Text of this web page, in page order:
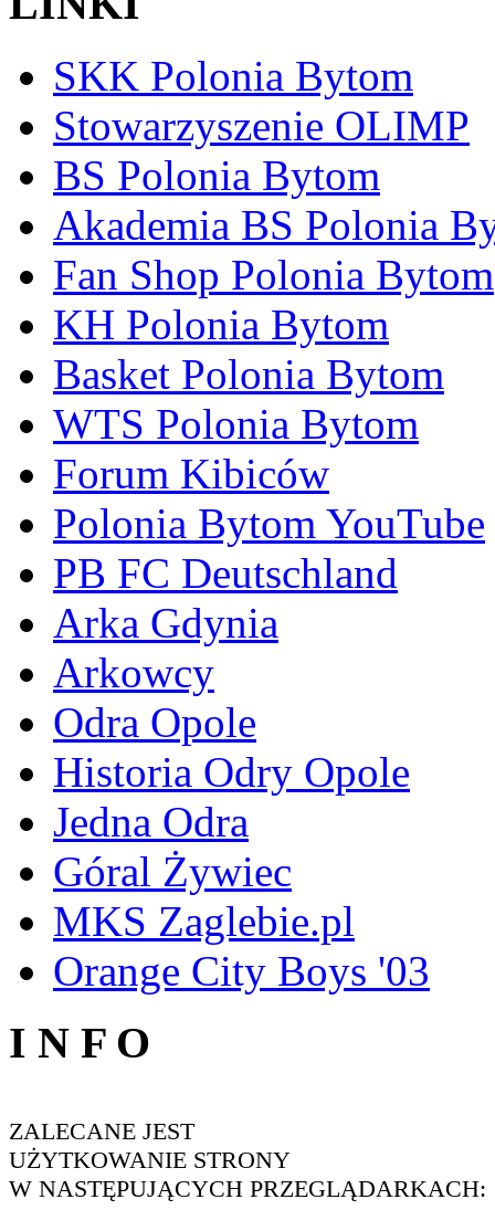
SKK Polonia Bytom
Stowarzyszenie OLIMP
BS Polonia Bytom
Akademia BS Polonia
Fan Shop Polonia Bytom
KH Polonia Bytom
Basket Polonia Bytom
WTS Polonia Bytom
Forum Kibiców
Polonia Bytom YouTube
PB FC Deutschland
Arka Gdynia
Arkowcy
Odra Opole
Historia Odry Opole
Jedna Odra
Góral Żywiec
MKS Zaglebie.pl
Orange City Boys '03
I N F O
ZALECANE JEST
UŻYTKOWANIE STRONY
W NASTĘPUJĄCYCH PRZEGLĄDARKACH: